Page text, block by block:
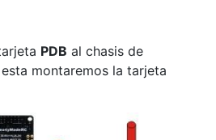
PDB al chasis de
montaremos la tarjeta